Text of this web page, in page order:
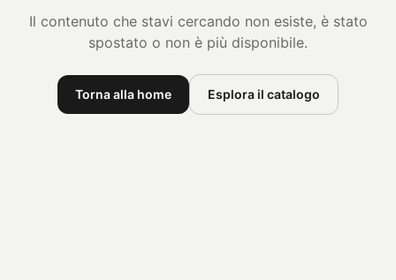
Il contenuto che stavi cercando non esiste, è stato
spostato o non è più disponibile.
Torna alla home Esplora il catalogo